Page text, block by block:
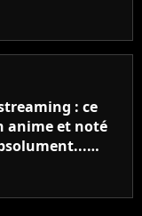
: ce
anime et noté
plus